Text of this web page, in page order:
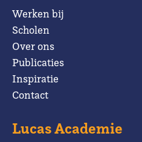
Werken bij
Scholen
Over ons
Publicaties
Inspiratie
Contact
Lucas Academie